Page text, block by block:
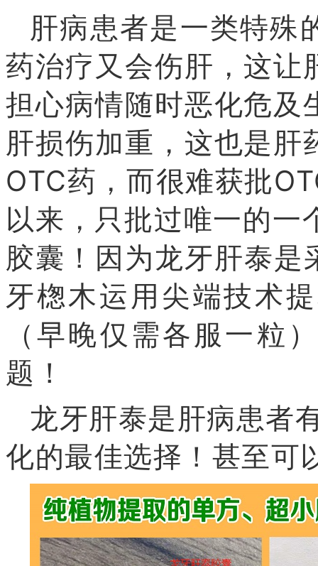
肝病患者是一类特殊
药治疗又会伤肝，这让
担心病情随时恶化危及
肝损伤加重，这也是
OTC药，而很难获批
以来，只批过唯一的一
胶囊！因为龙牙肝泰
牙楤木运用尖端技术
（早晚仅需各服一粒
题！
龙牙肝泰是肝病患者
化的最佳选择！甚至可